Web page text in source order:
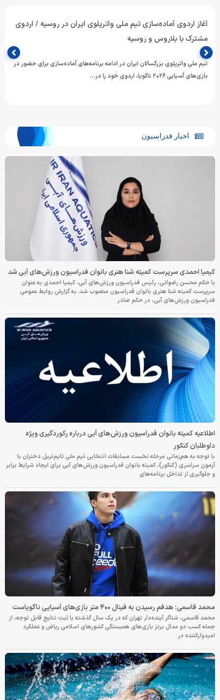
آغاز اردوی آماده‌سازی تیم ملی واترپلوی ایران در روسیه / اردوی
مشترک با بلاروس و روسیه
تیم ملی واترپلوی بزرگسالان ایران در ادامه برنامه‌های آماده‌سازی برای حضور در
بازی‌های آسیایی ۲۰۲۶ ناگویا، اردوی خود را در…
اخبار فدراسیون
کیمیا احمدی سرپرست کمیته شنا هنری بانوان فدراسیون ورزش‌های آبی شد
با حکم محسن رضوانی، رئیس فدراسیون ورزش‌های آبی، کیمیا احمدی به عنوان
سرپرست کمیته شنا هنری بانوان فدراسیون منصوب شد. به گزارش روابط عمومی
فدراسیون ورزش‌های آبی، در حکم صادر
اطلاعیه کمیته بانوان فدراسیون ورزش‌های آبی درباره رکوردگیری ویژه
داوطلبان کنکور
با توجه به هم‌زمانی مرحله نخست مسابقات انتخابی تیم ملی تایم‌تریل دختران با
آزمون سراسری (کنکور)، کمیته بانوان فدراسیون ورزش‌های آبی برای ایجاد شرایط برابر
و جلوگیری از تداخل برنامه‌های
محمد قاسمی: هدفم رسیدن به فینال ۴۰۰ متر بازی‌های آسیایی ناگویاست
محمد قاسمی، شناگر آینده‌دار تهران که در یک سال گذشته با ثبت نتایج قابل توجه، از
جمله کسب دو مدال برنز بازی‌های همبستگی کشورهای اسلامی ریاض و عملکرد
امیدوارکننده در